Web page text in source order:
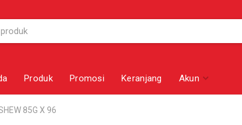
Produk Promosi Keranjang Akun
85G X 96